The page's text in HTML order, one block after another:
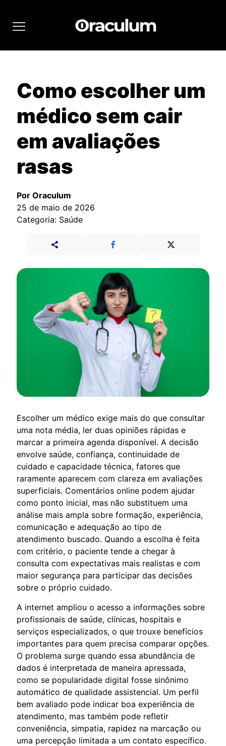
Como escolher um
médico sem cair
em avaliações
rasas
Por Oraculum
25 de maio de 2026
Categoria: Saúde
Escolher um médico exige mais do que consultar
uma nota média, ler duas opiniões rápidas e
marcar a primeira agenda disponível. A decisão
envolve saúde, confiança, continuidade de
cuidado e capacidade técnica, fatores que
raramente aparecem com clareza em avaliações
superficiais. Comentários online podem ajudar
como ponto inicial, mas não substituem uma
análise mais ampla sobre formação, experiência,
comunicação e adequação ao tipo de
atendimento buscado. Quando a escolha é feita
com critério, o paciente tende a chegar à
consulta com expectativas mais realistas e com
maior segurança para participar das decisões
sobre o próprio cuidado.
A internet ampliou o acesso a informações sobre
profissionais de saúde, clínicas, hospitais e
serviços especializados, o que trouxe benefícios
importantes para quem precisa comparar opções.
O problema surge quando essa abundância de
dados é interpretada de maneira apressada,
como se popularidade digital fosse sinônimo
automático de qualidade assistencial. Um perfil
bem avaliado pode indicar boa experiência de
atendimento, mas também pode refletir
conveniência, simpatia, rapidez na marcação ou
uma percepção limitada a um contato específico.